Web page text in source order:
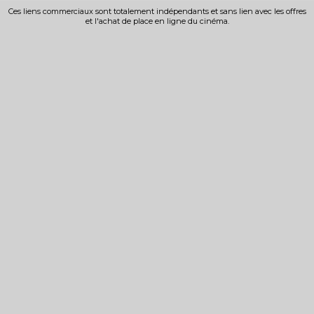
Ces liens commerciaux sont totalement indépendants et sans lien avec les offres
et l'achat de place en ligne du cinéma.